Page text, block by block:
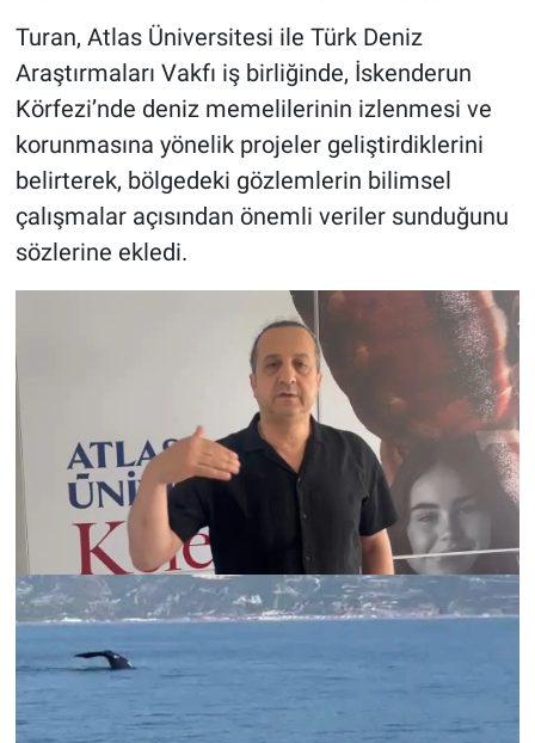
Turan, Atlas Üniversitesi ile Türk Deniz
Araştırmaları Vakfı iş birliğinde, İskenderun
Körfezi’nde deniz memelilerinin izlenmesi ve
korunmasına yönelik projeler geliştirdiklerini
belirterek, bölgedeki gözlemlerin bilimsel
çalışmalar açısından önemli veriler sunduğunu
sözlerine ekledi.